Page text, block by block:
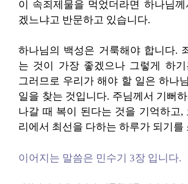
이 속죄제물을 먹었더라면 하나님
겠느냐고 반문하고 있습니다.
하나님의 백성은 거룩해야 합니다.
는 것이 가장 좋겠으나 그렇게 하기
그러므로 우리가 해야 할 일은 하나
일을 찾는 것입니다. 주님께서 기뻐
나갈 때 복이 된다는 것을 기억하고,
리에서 최선을 다하는 하루가 되기를
이어지는 말씀은 민수기 3장 입니다.